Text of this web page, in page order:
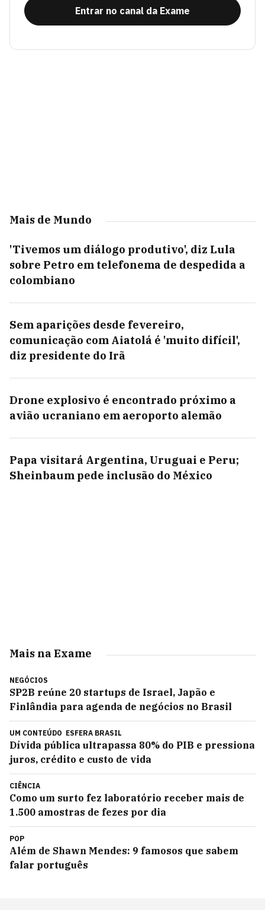
Entrar no canal da Exame
Mais de Mundo
'Tivemos um diálogo produtivo', diz Lula
sobre Petro em telefonema de despedida a
colombiano
Sem aparições desde fevereiro,
comunicação com Aiatolá é 'muito difícil',
diz presidente do Irã
Drone explosivo é encontrado próximo a
avião ucraniano em aeroporto alemão
Papa visitará Argentina, Uruguai e Peru;
Sheinbaum pede inclusão do México
Mais na Exame
NEGÓCIOS
SP2B reúne 20 startups de Israel, Japão e
Finlândia para agenda de negócios no Brasil
UM CONTEÚDO ESFERA BRASIL
Dívida pública ultrapassa 80% do PIB e pressiona
juros, crédito e custo de vida
CIÊNCIA
Como um surto fez laboratório receber mais de
1.500 amostras de fezes por dia
POP
Além de Shawn Mendes: 9 famosos que sabem
falar português